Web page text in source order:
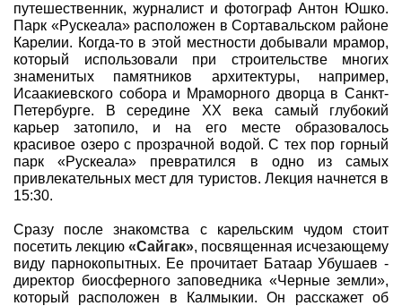
путешественник, журналист и фотограф Антон Юшко.
Парк «Рускеала» расположен в Сортавальском районе
Карелии. Когда-то в этой местности добывали мрамор,
который использовали при строительстве многих
знаменитых памятников архитектуры, например,
Исаакиевского собора и Мраморного дворца в Санкт-
Петербурге. В середине XX века самый глубокий
карьер затопило, и на его месте образовалось
красивое озеро с прозрачной водой. С тех пор горный
парк «Рускеала» превратился в одно из самых
привлекательных мест для туристов. Лекция начнется в
15:30.
Сразу после знакомства с карельским чудом стоит
посетить лекцию «Сайгак», посвященная исчезающему
виду парнокопытных. Ее прочитает Батаар Убушаев -
директор биосферного заповедника «Черные земли»,
который расположен в Калмыкии. Он расскажет об